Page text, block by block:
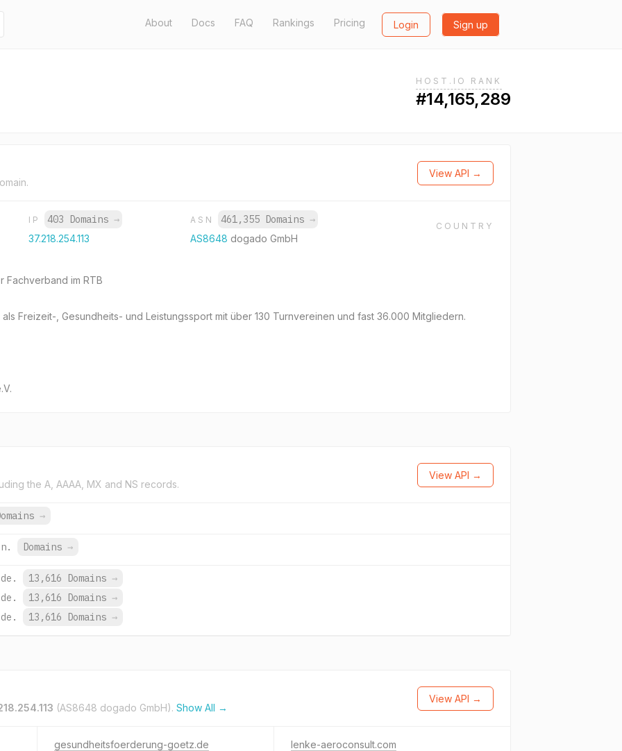
About Docs FAQ Rankings Pricing Login Sign up
HOST.IO RANK
#14,165,289
View API →
IP 403 Domains →
37.218.254.113
ASN 461,355 Domains →
AS8648 dogado GmbH
COUNTRY
Fachverband im RTB
Freizeit-, Gesundheits- und Leistungssport mit über 130 Turnvereinen und fast 36.000 Mitgliedern.
the A, AAAA, MX and NS records.
View API →
→
Domains →
13,616 Domains →
13,616 Domains →
13,616 Domains →
(AS8648 dogado GmbH). Show All →
View API →
gesundheitsfoerderung-goetz.de lenke-aeroconsult.com